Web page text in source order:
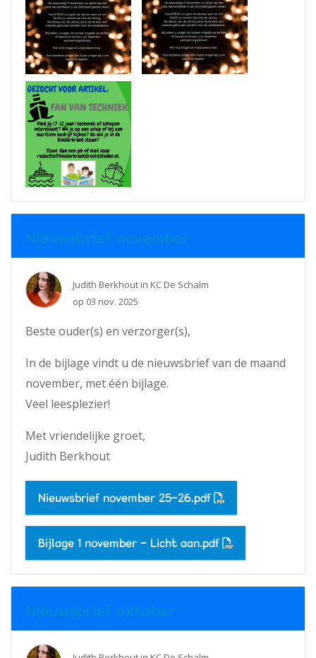
Nieuwsbrief november
Judith Berkhout in KC De Schalm
op 03 nov. 2025
Beste ouder(s) en verzorger(s),
In de bijlage vindt u de nieuwsbrief van de maand
november, met één bijlage.
Veel leesplezier!
Met vriendelijke groet,
Judith Berkhout
Nieuwsbrief november 25-26.pdf
Bijlage 1 november - Licht aan.pdf
Nieuwsbrief oktober